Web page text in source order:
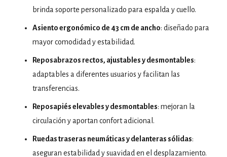
brinda soporte personalizado para espalda y cuello.
Asiento ergonómico de 43 cm de ancho: diseñado para
mayor comodidad y estabilidad.
Reposabrazos rectos, ajustables y desmontables:
adaptables a diferentes usuarios y facilitan las
transferencias.
Reposapiés elevables y desmontables: mejoran la
circulación y aportan confort adicional.
Ruedas traseras neumáticas y delanteras sólidas:
aseguran estabilidad y suavidad en el desplazamiento.